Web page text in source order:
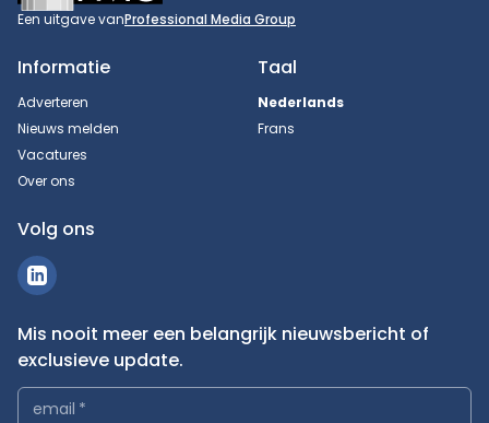
Een uitgave vanProfessional Media Group
Informatie
Adverteren
Nieuws melden
Vacatures
Over ons
Taal
Nederlands
Frans
Volg ons
Mis nooit meer een belangrijk nieuwsbericht of
exclusieve update.
email *